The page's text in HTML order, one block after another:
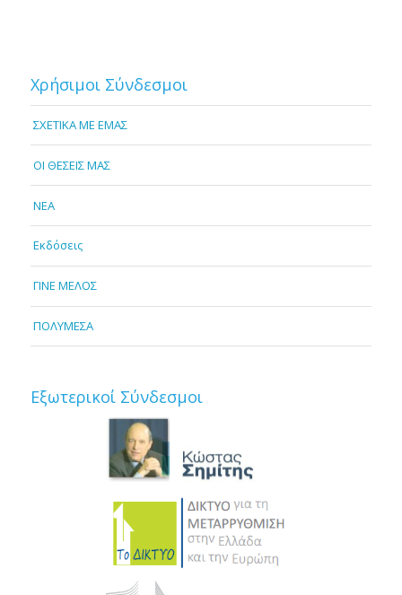
Χρήσιμοι Σύνδεσμοι
ΣΧΕΤΙΚΑ ΜΕ ΕΜΑΣ
OI ΘΕΣΕΙΣ ΜΑΣ
NEA
Εκδόσεις
ΓΙΝΕ ΜΕΛΟΣ
ΠΟΛΥΜΕΣΑ
Εξωτερικοί Σύνδεσμοι